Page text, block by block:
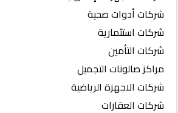
شركات أدوات صحية
شركات استثمارية
شركات التأمين
مراكز صالونات التجميل
شركات الاجهزة الرياضية
شركات العقارات